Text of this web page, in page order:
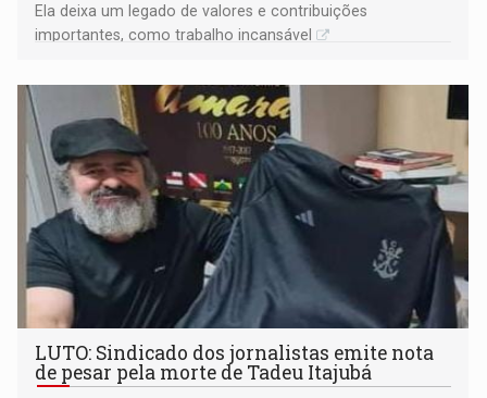
Ela deixa um legado de valores e contribuições
importantes, como trabalho incansável
LUTO: Sindicado dos jornalistas emite nota
de pesar pela morte de Tadeu Itajubá